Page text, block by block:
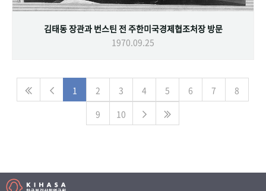
김태동 장관과 번스틴 전 주한미국경제협조처장 방문
1970.09.25
1 2 3 4 5 6 7
8
9
10